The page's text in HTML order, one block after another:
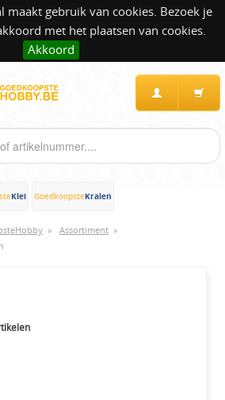
maakt gebruik van cookies. Bezoek je
met het plaatsen van cookies.
Akkoord
Klei GoedkoopsteKralen
» Assortiment »